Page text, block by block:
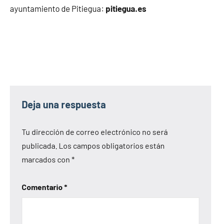
ayuntamiento de Pitiegua: pitiegua.es
Deja una respuesta
Tu dirección de correo electrónico no será
publicada. Los campos obligatorios están
marcados con *
Comentario*